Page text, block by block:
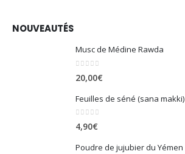
NOUVEAUTÉS
Musc de Médine Rawda
20,00€
Feuilles de séné (sana makki)
0 sur 5
4,90€
Poudre de jujubier du Yémen